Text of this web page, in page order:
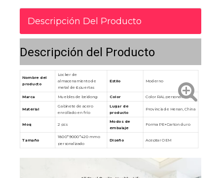
Descripción Del Producto
Descripción del Producto
Nombre del
producto
Locker de
almacenamiento de
metal de 6 puertas
Estilo Moderno
Marca Muebles de beidong Color Color RAL personalizado
Material
Gabinete de acero
enrollado en frío
Lugar de
producto
Provincia de Henan, China
Moq 2 pcs
Modos de
embalaje
Forma PE+Carton duro
Tamaño
1800*9000*420 mm o
personalizado
Diseño Aceptar OEM